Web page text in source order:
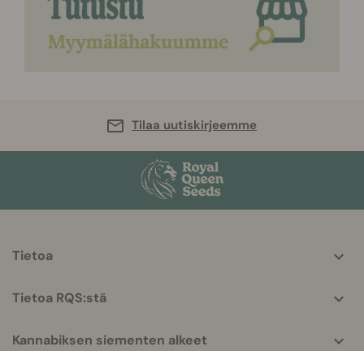
Tilaa uutiskirjeemme
helpful
Tietoa
Tietoa RQS:stä
Kannabiksen siementen alkeet